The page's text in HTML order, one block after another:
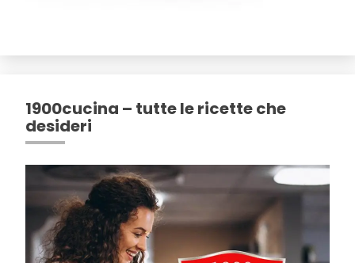
1900cucina – tutte le ricette che
desideri